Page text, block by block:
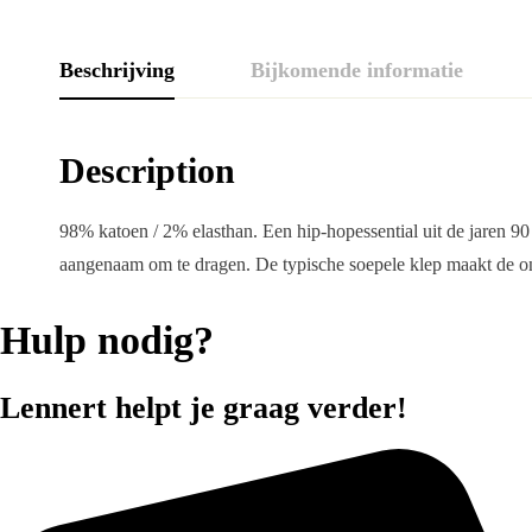
Beschrijving Bijkomende informatie
Description
98% katoen / 2% elasthan. Een hip-hopessential uit de jaren
aangenaam om te dragen. De typische soepele klep maakt de
Hulp nodig?
Lennert helpt je graag verder!